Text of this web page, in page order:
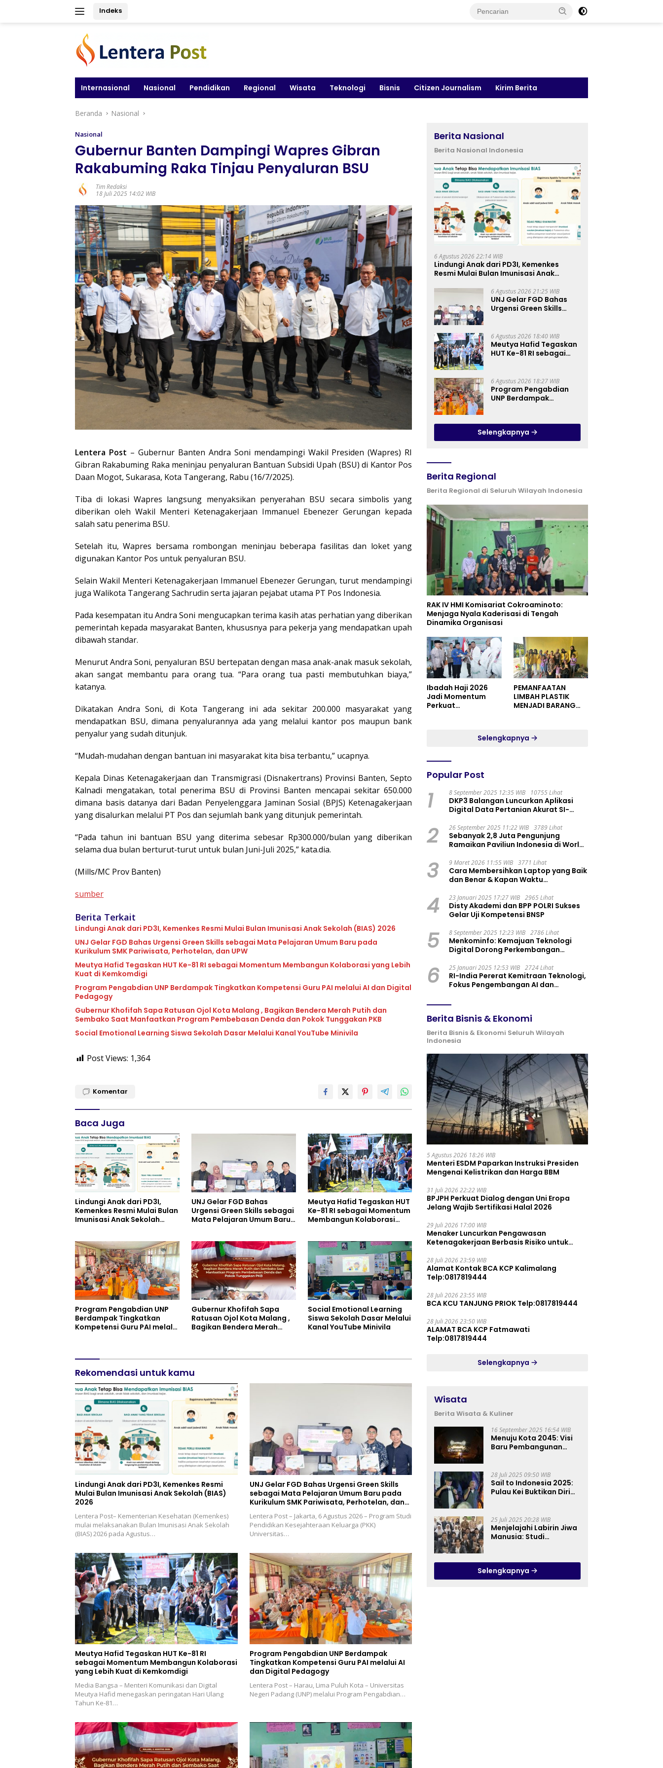
Indeks
Internasional Nasional Pendidikan Regional Wisata Teknologi Bisnis Citizen Journalism Kirim Berita
Beranda Nasional
Nasional
Gubernur Banten Dampingi Wapres Gibran
Rakabuming Raka Tinjau Penyaluran BSU
Tim Redaksi
18 Juli 2025 14:02 WIB
Lentera Post – Gubernur Banten Andra Soni mendampingi Wakil Presiden (Wapres) RI
Gibran Rakabuming Raka meninjau penyaluran Bantuan Subsidi Upah (BSU) di Kantor Pos
Daan Mogot, Sukarasa, Kota Tangerang, Rabu (16/7/2025).
Tiba di lokasi Wapres langsung menyaksikan penyerahan BSU secara simbolis yang
diberikan oleh Wakil Menteri Ketenagakerjaan Immanuel Ebenezer Gerungan kepada
salah satu penerima BSU.
Setelah itu, Wapres bersama rombongan meninjau beberapa fasilitas dan loket yang
digunakan Kantor Pos untuk penyaluran BSU.
Selain Wakil Menteri Ketenagakerjaan Immanuel Ebenezer Gerungan, turut mendampingi
juga Walikota Tangerang Sachrudin serta jajaran pejabat utama PT Pos Indonesia.
Pada kesempatan itu Andra Soni mengucapkan terima kasih atas perhatian yang diberikan
pemerintah kepada masyarakat Banten, khususnya para pekerja yang mendapatkan upah
dibawah standar.
Menurut Andra Soni, penyaluran BSU bertepatan dengan masa anak-anak masuk sekolah,
akan sangat membantu para orang tua. “Para orang tua pasti membutuhkan biaya,”
katanya.
Dikatakan Andra Soni, di Kota Tangerang ini ada sekitar 200.000 masyarakat yang
mendapatkan BSU, dimana penyalurannya ada yang melalui kantor pos maupun bank
penyalur yang sudah ditunjuk.
“Mudah-mudahan dengan bantuan ini masyarakat kita bisa terbantu,” ucapnya.
Kepala Dinas Ketenagakerjaan dan Transmigrasi (Disnakertrans) Provinsi Banten, Septo
Kalnadi mengatakan, total penerima BSU di Provinsi Banten mencapai sekitar 650.000
dimana basis datanya dari Badan Penyelenggara Jaminan Sosial (BPJS) Ketenagakerjaan
yang disalurkan melalui PT Pos dan sejumlah bank yang ditunjuk pemerintah.
“Pada tahun ini bantuan BSU yang diterima sebesar Rp300.000/bulan yang diberikan
selama dua bulan berturut-turut untuk bulan Juni-Juli 2025,” kata.dia.
(Mills/MC Prov Banten)
sumber
Berita Terkait
Lindungi Anak dari PD3I, Kemenkes Resmi Mulai Bulan Imunisasi Anak Sekolah (BIAS) 2026
UNJ Gelar FGD Bahas Urgensi Green Skills sebagai Mata Pelajaran Umum Baru pada
Kurikulum SMK Pariwisata, Perhotelan, dan UPW
Meutya Hafid Tegaskan HUT Ke-81 RI sebagai Momentum Membangun Kolaborasi yang Lebih
Kuat di Kemkomdigi
Program Pengabdian UNP Berdampak Tingkatkan Kompetensi Guru PAI melalui AI dan Digital
Pedagogy
Gubernur Khofifah Sapa Ratusan Ojol Kota Malang , Bagikan Bendera Merah Putih dan
Sembako Saat Manfaatkan Program Pembebasan Denda dan Pokok Tunggakan PKB
Social Emotional Learning Siswa Sekolah Dasar Melalui Kanal YouTube Minivila
Post Views: 1,364
Komentar
Baca Juga
Lindungi Anak dari PD3I,
Kemenkes Resmi Mulai Bulan
Imunisasi Anak Sekolah
UNJ Gelar FGD Bahas
Urgensi Green Skills sebagai
Mata Pelajaran Umum Baru
UPW
Meutya Hafid Tegaskan HUT
Ke-81 RI sebagai Momentum
Membangun Kolaborasi
Program Pengabdian UNP
Berdampak Tingkatkan
Kompetensi Guru PAI melalui
Gubernur Khofifah Sapa
Ratusan Ojol Kota Malang ,
Bagikan Bendera Merah
Pokok Tunggakan PKB
Social Emotional Learning
Siswa Sekolah Dasar Melalui
Kanal YouTube Minivila
Rekomendasi untuk kamu
Lindungi Anak dari PD3I, Kemenkes Resmi
Mulai Bulan Imunisasi Anak Sekolah (BIAS)
2026
Lentera Post– Kementerian Kesehatan (Kemenkes)
mulai melaksanakan Bulan Imunisasi Anak Sekolah
(BIAS) 2026 pada Agustus…
UNJ Gelar FGD Bahas Urgensi Green Skills
sebagai Mata Pelajaran Umum Baru pada
Kurikulum SMK Pariwisata, Perhotelan, dan
Lentera Post – Jakarta, 6 Agustus 2026 – Program Studi
Pendidikan Kesejahteraan Keluarga (PKK)
Universitas…
Meutya Hafid Tegaskan HUT Ke-81 RI
sebagai Momentum Membangun Kolaborasi
yang Lebih Kuat di Kemkomdigi
Media Bangsa – Menteri Komunikasi dan Digital
Meutya Hafid menegaskan peringatan Hari Ulang
Tahun Ke-81…
Program Pengabdian UNP Berdampak
Tingkatkan Kompetensi Guru PAI melalui AI
dan Digital Pedagogy
Lentera Post – Harau, Lima Puluh Kota – Universitas
Negeri Padang (UNP) melalui Program Pengabdian…
Berita Nasional
Berita Nasional Indonesia
6 Agustus 2026 22:14 WIB
Lindungi Anak dari PD3I, Kemenkes
Resmi Mulai Bulan Imunisasi Anak
6 Agustus 2026 21:25 WIB
UNJ Gelar FGD Bahas
Urgensi Green Skills
Kurikulum SMK
Pariwisata, Perhotelan,
dan UPW
6 Agustus 2026 18:40 WIB
Meutya Hafid Tegaskan
HUT Ke-81 RI sebagai
Kuat di Kemkomdigi
6 Agustus 2026 18:27 WIB
Program Pengabdian
UNP Berdampak
Digital Pedagogy
Selengkapnya
Berita Regional
Berita Regional di Seluruh Wilayah Indonesia
RAK IV HMI Komisariat Cokroaminoto:
Menjaga Nyala Kaderisasi di Tengah
Dinamika Organisasi
Ibadah Haji 2026
Jadi Momentum
Perkuat
PEMANFAATAN
LIMBAH PLASTIK
MENJADI BARANG
RESIDENCE
Selengkapnya
Popular Post
1 8 September 2025 12:35 WIB 10755 Lihat
DKP3 Balangan Luncurkan Aplikasi
Digital Data Pertanian Akurat SI-
2 26 September 2025 11:22 WIB 3789 Lihat
Sebanyak 2,8 Juta Pengunjung
Ramaikan Paviliun Indonesia di World
3 9 Maret 2026 11:55 WIB 3771 Lihat
Cara Membersihkan Laptop yang Baik
dan Benar & Kapan Waktu
4 23 Januari 2025 17:27 WIB 2965 Lihat
Disty Akademi dan BPP POLRI Sukses
Gelar Uji Kompetensi BNSP
5 8 September 2025 12:23 WIB 2786 Lihat
Menkominfo: Kemajuan Teknologi
Digital Dorong Perkembangan
6 25 Januari 2025 12:53 WIB 2724 Lihat
RI-India Pererat Kemitraan Teknologi,
Fokus Pengembangan AI dan
Berita Bisnis & Ekonomi
Berita Bisnis & Ekonomi Seluruh Wilayah
Indonesia
5 Agustus 2026 18:26 WIB
Menteri ESDM Paparkan Instruksi Presiden
Mengenai Kelistrikan dan Harga BBM
31 Juli 2026 22:22 WIB
BPJPH Perkuat Dialog dengan Uni Eropa
Jelang Wajib Sertifikasi Halal 2026
29 Juli 2026 17:00 WIB
Menaker Luncurkan Pengawasan
Ketenagakerjaan Berbasis Risiko untuk
28 Juli 2026 23:59 WIB
Alamat Kontak BCA KCP Kalimalang
Telp:0817819444
28 Juli 2026 23:55 WIB
BCA KCU TANJUNG PRIOK Telp:0817819444
28 Juli 2026 23:50 WIB
ALAMAT BCA KCP Fatmawati
Telp:0817819444
Selengkapnya
Wisata
Berita Wisata & Kuliner
16 September 2025 16:54 WIB
Menuju Kota 2045: Visi
Baru Pembangunan
28 Juli 2025 09:50 WIB
Sail to Indonesia 2025:
Pulau Kei Buktikan Diri
25 Juli 2025 20:28 WIB
Menjelajahi Labirin Jiwa
Manusia: Studi
Pandanaran di RSJ
Grhasia
Selengkapnya